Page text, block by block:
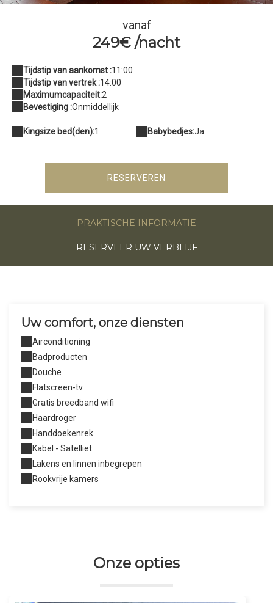
vanaf
249€ /nacht
Tijdstip van aankomst :11:00
Tijdstip van vertrek :14:00
Maximumcapaciteit:2
Bevestiging :Onmiddellijk
Kingsize bed(den):1 Babybedjes:Ja
RESERVEREN
PRAKTISCHE INFORMATIE
RESERVEER UW VERBLIJF
Uw comfort, onze diensten
Airconditioning
Badproducten
Douche
Flatscreen-tv
Gratis breedband wifi
Haardroger
Handdoekenrek
Kabel - Satelliet
Lakens en linnen inbegrepen
Rookvrije kamers
Onze opties